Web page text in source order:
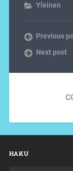
Yleinen
Previous
Next post
HAKU